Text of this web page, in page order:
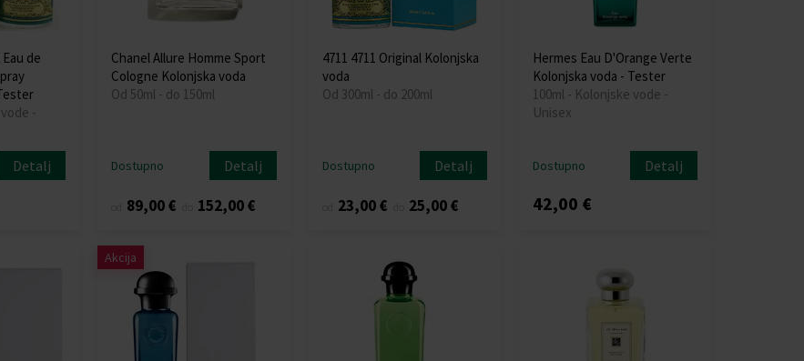
de
-
Detalj
Chanel Allure Homme Sport
Cologne Kolonjska voda
Od 50ml - do 150ml
Dostupno Detalj
89,00 € 152,00 €
4711 4711 Original Kolonjska
voda
Od 300ml - do 200ml
Dostupno Detalj
23,00 € 25,00 €
Hermes Eau D'Orange Verte
Kolonjska voda - Tester
100ml - Kolonjske vode -
Unisex
Dostupno Detalj
42,00 €
Akcija